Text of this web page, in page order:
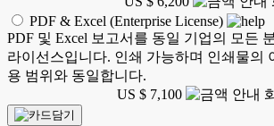
PDF & Excel (Enterprise License)
PDF 및 Excel 보고서를 동일 기업의 모든
라이선스입니다. 인쇄 가능하며 인쇄물의
용 범위와 동일합니다.
US $ 7,100